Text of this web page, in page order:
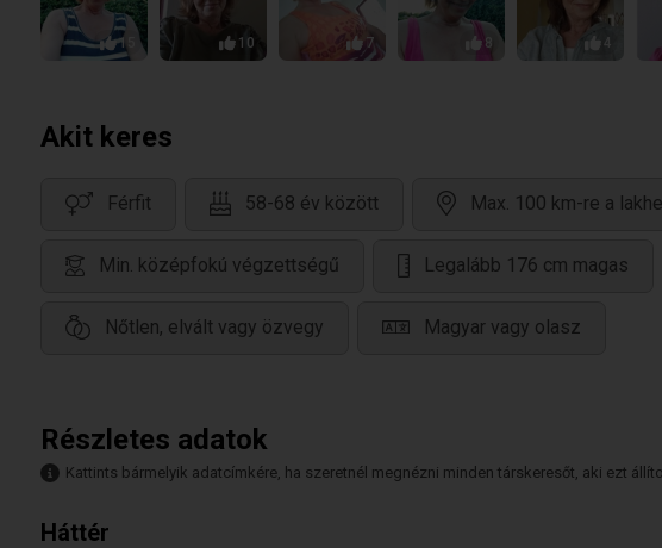
15 10 7 8 4
Akit keres
Férfit 58-68 év között Max. 100 km-re a
Min. középfokú végzettségű Legalább 176 cm magas
Nőtlen, elvált vagy özvegy Magyar vagy olasz
Részletes adatok
Kattints bármelyik adatcímkére, ha szeretnél megnézni minden társkeresőt, aki ezt
Háttér